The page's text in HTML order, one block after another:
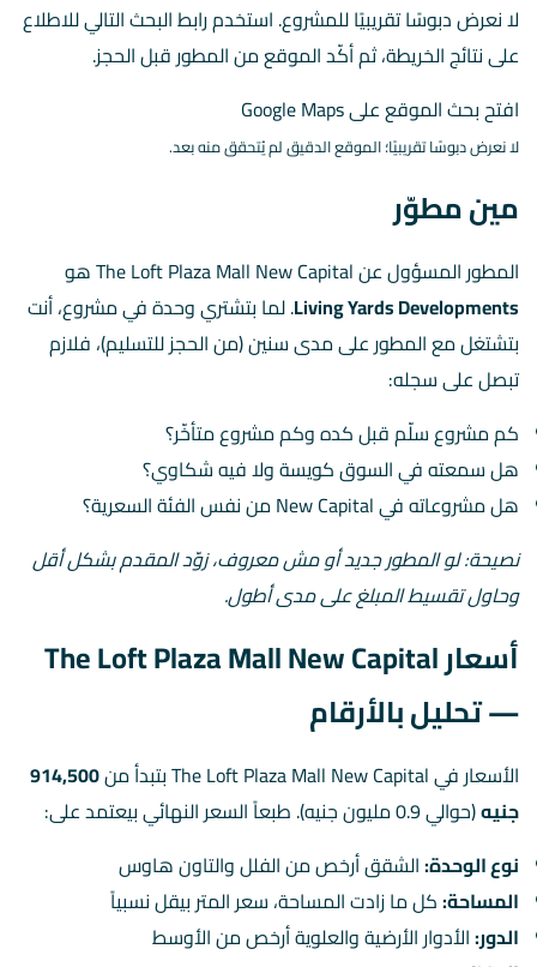
لا نعرض دبوسًا تقريبيًا للمشروع. استخدم رابط البحث التالي للاطلاع
على نتائج الخريطة، ثم أكّد الموقع من المطور قبل الحجز.
افتح بحث الموقع على Google Maps
لا نعرض دبوسًا تقريبيًا؛ الموقع الدقيق لم يُتحقق منه بعد.
مين مطوّر
المطور المسؤول عن The Loft Plaza Mall New Capital هو
Living Yards Developments. لما بتشتري وحدة في مشروع، أنت
بتشتغل مع المطور على مدى سنين (من الحجز للتسليم)، فلازم
تبصل على سجله:
كم مشروع سلّم قبل كده وكم مشروع متأخّر؟
هل سمعته في السوق كويسة ولا فيه شكاوي؟
هل مشروعاته في New Capital من نفس الفئة السعرية؟
نصيحة: لو المطور جديد أو مش معروف، زوّد المقدم بشكل أقل
وحاول تقسيط المبلغ على مدى أطول.
أسعار The Loft Plaza Mall New Capital
— تحليل بالأرقام
الأسعار في The Loft Plaza Mall New Capital بتبدأ من
914,500
جنيه(حوالي 0.9 مليون جنيه). طبعاً السعر النهائي بيعتمد على:
نوع الوحدة:الشقق أرخص من الفلل والتاون هاوس
المساحة:كل ما زادت المساحة، سعر المتر بيقل نسبياً
الدور:الأدوار الأرضية والعلوية أرخص من الأوسط